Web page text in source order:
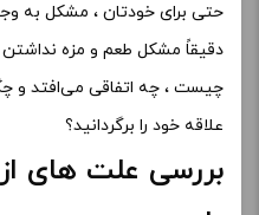
حتی برای خودتان ، مشکل به
چیست ، چه اتفاقی می‌افتد و
علاقه خود را برگردانید؟
بررسی علت های